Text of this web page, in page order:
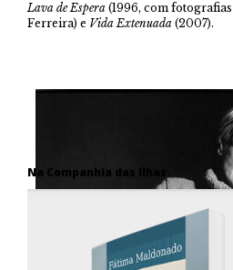
Lava de Espera (1996, com
Ferreira) e Vida Extenuada (2007).
Na Companhia das Ilhas